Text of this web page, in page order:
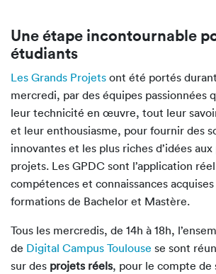
Une étape incontournable
étudiants
Les Grands Projets ont été portés
mercredi, par des équipes passionnées
leur technicité en œuvre, tout leur
et leur enthousiasme, pour fournir des
innovantes et les plus riches d’idées
projets. Les GPDC sont l’application
compétences et connaissances
formations de Bachelor et Mastère.
Tous les mercredis, de 14h à 18h,
de Digital Campus Toulouse se sont
sur des projets réels, pour le compte de